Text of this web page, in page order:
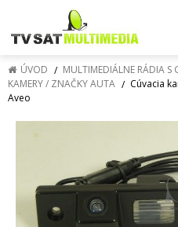
ÚVOD MULTIMEDIÁLNE RÁDIA S
KAMERY / ZNAČKY AUTA
Cúvacia
Aveo